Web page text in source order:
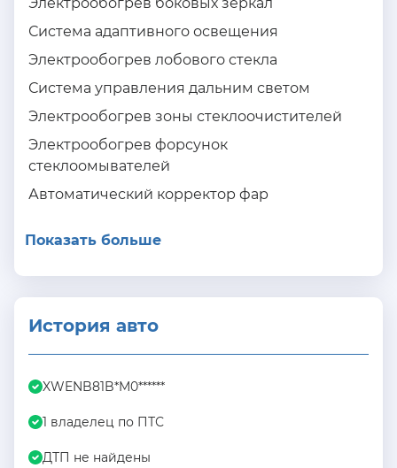
Система адаптивного освещения
Электрообогрев лобового стекла
Система управления дальним светом
Электрообогрев зоны стеклоочистителей
Электрообогрев форсунок
стеклоомывателей
Автоматический корректор фар
Показать больше
История авто
XWENB81B*M0******
1 владелец по ПТС
ДТП не найдены